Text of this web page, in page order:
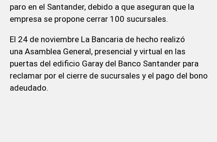
paro en el Santander, debido a que aseguran que la
empresa se propone cerrar 100 sucursales.
El 24 de noviembre La Bancaria de hecho realizó
una Asamblea General, presencial y virtual en las
puertas del edificio Garay del Banco Santander para
reclamar por el cierre de sucursales y el pago del bono
adeudado.